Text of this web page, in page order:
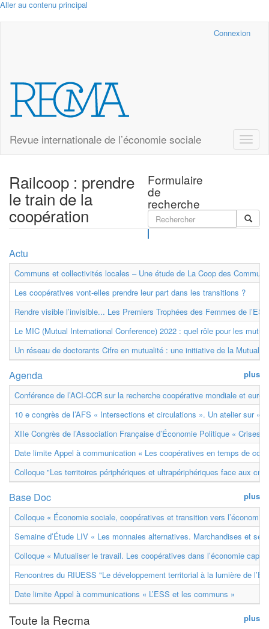
Aller au contenu principal
Connexion
Revue internationale de l’économie sociale
Toggle
Formulaire
de
recherche
Railcoop : prendre
le train de la
coopération
Actu
Communs et collectivités locales – Une étude de La Coop des
Les coopératives vont-elles prendre leur part dans les transitions ?
Rendre visible l’invisible... Les Premiers Trophées des Femmes de
Le MIC (Mutual International Conference) 2022 : quel rôle pour les
Un réseau de doctorants Cifre en mutualité : une initiative de la
plus
Agenda
Conférence de l’ACI-CCR sur la recherche coopérative mondiale et
10 e congrès de l’AFS « Intersections et circulations ». Un atelier sur «
XIIe Congrès de l’Association Française d’Économie Politique « Crises
Date limite Appel à communication « Les coopératives en temps de
Colloque "Les territoires périphériques et ultrapériphériques face aux
plus
Base Doc
Colloque « Économie sociale, coopératives et transition vers
Semaine d’Étude LIV « Les monnaies alternatives. Marchandises et
Colloque « Mutualiser le travail. Les coopératives dans l’économie
Rencontres du RIUESS "Le développement territorial à la lumière de
Date limite Appel à communications « L’ESS et les communs »
plus
Toute la Recma